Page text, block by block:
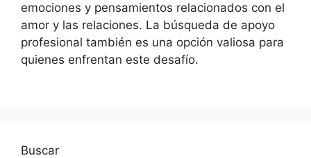
emociones y pensamientos relacionados con el
amor y las relaciones. La búsqueda de apoyo
profesional también es una opción valiosa para
quienes enfrentan este desafío.
Buscar